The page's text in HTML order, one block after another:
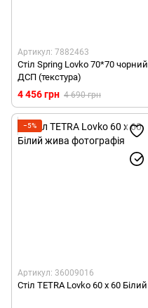
Артикул: 7882463
Стіл Spring Lovko 70*70 чорний
ДСП (текстура)
4 456 грн 4 690 грн
−5%
Артикул: 36009016
Стіл TETRA Lovko 60 x 60 Білий